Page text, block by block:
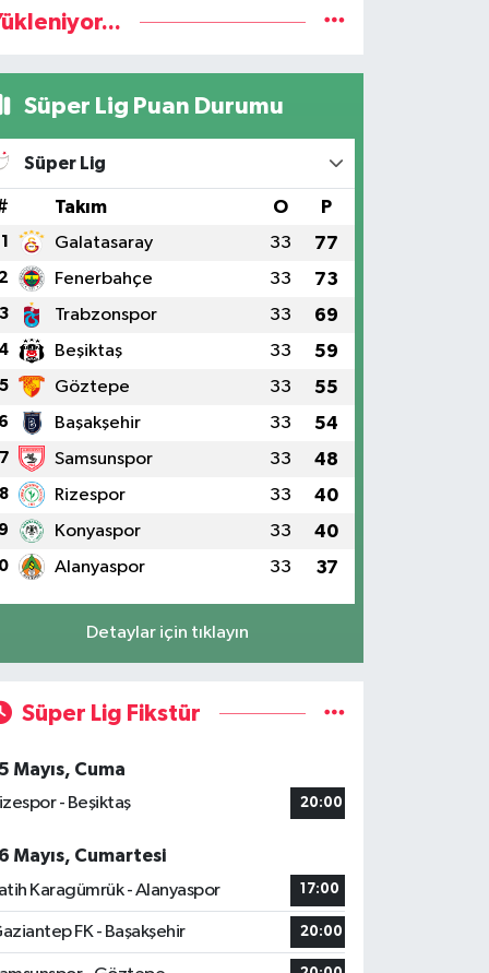
Süper Lig Puan Durumu
Süper Lig
Takım O P
1 Galatasaray 33 77
Fenerbahçe 33 73
3 Trabzonspor 33 69
Beşiktaş 33 59
5 Göztepe 33 55
Başakşehir 33 54
7 Samsunspor 33 48
8 Rizespor 33 40
Konyaspor 33 40
Alanyaspor 33 37
Detaylar için tıklayın
Süper Lig Fikstür
Mayıs, Cuma
- Beşiktaş
20:00
Mayıs, Cumartesi
Karagümrük - Alanyaspor
17:00
FK - Başakşehir 20:00